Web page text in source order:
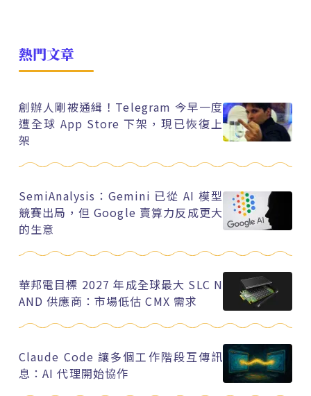
熱門文章
創辦人剛被通緝！Telegram 今早一度
遭全球 App Store 下架，現已恢復上
架
SemiAnalysis：Gemini 已從 AI 模型
競賽出局，但 Google 賣算力反成更大
的生意
華邦電目標 2027 年成全球最大 SLC N
AND 供應商：市場低估 CMX 需求
Claude Code 讓多個工作階段互傳訊
息：AI 代理開始協作